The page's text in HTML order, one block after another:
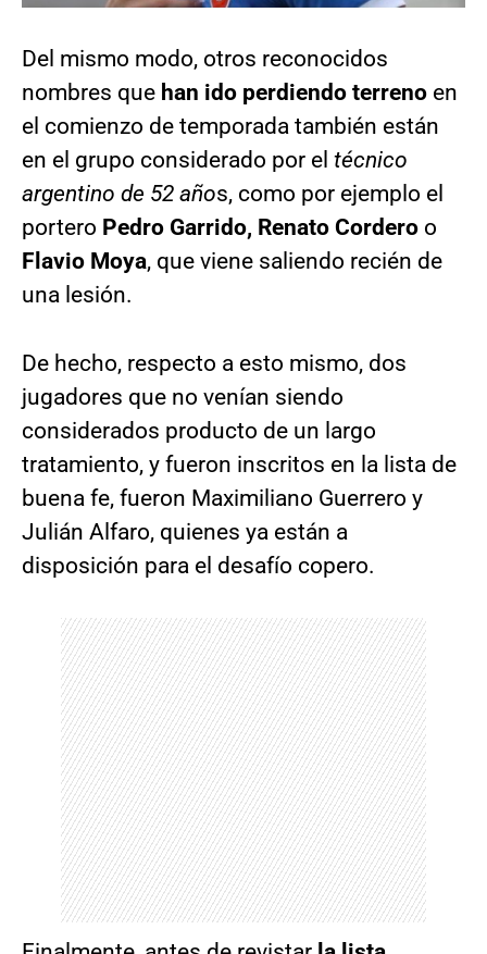
Del mismo modo, otros reconocidos
nombres que han ido perdiendo terreno en
el comienzo de temporada también están
en el grupo considerado por el técnico
argentino de 52 años, como por ejemplo el
portero Pedro Garrido, Renato Cordero o
Flavio Moya, que viene saliendo recién de
una lesión.
De hecho, respecto a esto mismo, dos
jugadores que no venían siendo
considerados producto de un largo
tratamiento, y fueron inscritos en la lista de
buena fe, fueron Maximiliano Guerrero y
Julián Alfaro, quienes ya están a
disposición para el desafío copero.